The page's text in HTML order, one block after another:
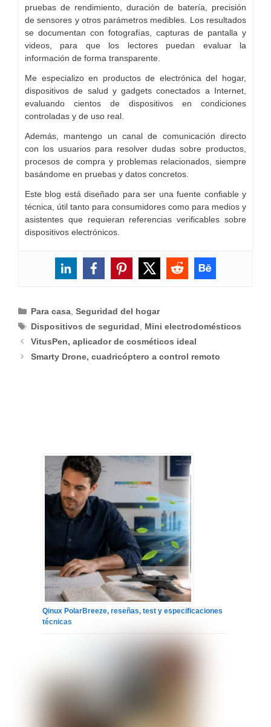
pruebas de rendimiento, duración de batería, precisión
de sensores y otros parámetros medibles. Los resultados
se documentan con fotografías, capturas de pantalla y
videos, para que los lectores puedan evaluar la
información de forma transparente.
Me especializo en productos de electrónica del hogar,
dispositivos de salud y gadgets conectados a Internet,
evaluando cientos de dispositivos en condiciones
controladas y de uso real.
Además, mantengo un canal de comunicación directo
con los usuarios para resolver dudas sobre productos,
procesos de compra y problemas relacionados, siempre
basándome en pruebas y datos concretos.
Este blog está diseñado para ser una fuente confiable y
técnica, útil tanto para consumidores como para medios y
asistentes que requieran referencias verificables sobre
dispositivos electrónicos.
Categorías
Para casa ,Seguridad del hogar
Etiquetas
Dispositivos de seguridad
Mini electrodomésticos
VitusPen, aplicador de cosméticos ideal
Smarty Drone, cuadricóptero a control remoto
Qinux PolarBreeze, reseñas, test y especificaciones
técnicas